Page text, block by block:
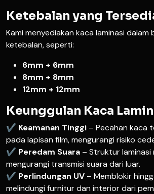
Ketebalan yang
Kami menyediakan kaca laminasi dalam
ketebalan, seperti:
6mm + 6mm
8mm + 8mm
12mm + 12mm
Keunggulan Kaca
✔ Keamanan Tinggi – Pecahan kaca
pada lapisan film, mengurangi risiko
✔ Peredam Suara – Struktur laminasi
mengurangi transmisi suara dari luar.
✔ Perlindungan UV – Memblokir
melindungi furnitur dan interior dari